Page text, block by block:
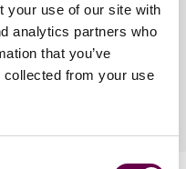
your use of our site with
analytics partners who
that you’ve
collected from your use
il tuo gioiello